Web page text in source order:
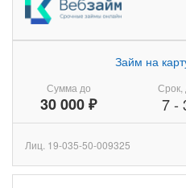
Сумма до
30 000 ₽
Займ на
Срок,
7-
Лиц. 19-035-50-009325